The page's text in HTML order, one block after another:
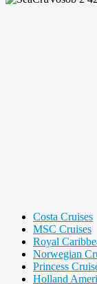
Costa Cruises
MSC Cruises
Royal
Norwegian
Princess
Holland